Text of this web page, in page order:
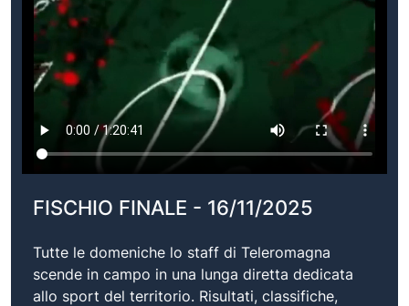
FISCHIO FINALE - 16/11/2025
Tutte le domeniche lo staff di Teleromagna
scende in campo in una lunga diretta dedicata
allo sport del territorio. Risultati, classifiche,